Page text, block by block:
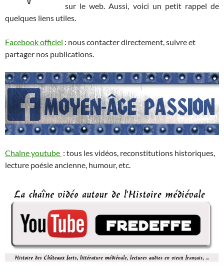
sur le web. Aussi, voici un petit rappel de
quelques liens utiles.
Facebook officiel : nous contacter directement, suivre et
partager nos publications.
Chaîne youtube : tous les vidéos, reconstitutions historiques,
lecture poésie ancienne, humour, etc.